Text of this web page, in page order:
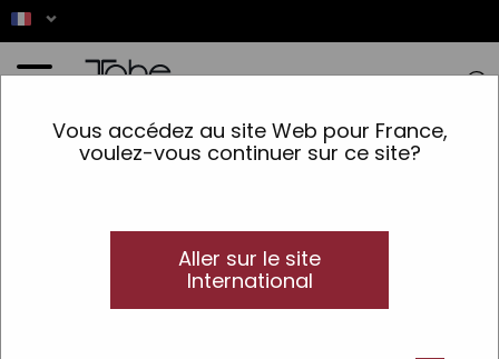
Vous accédez au site Web pour France,
voulez-vous continuer sur ce site?
Aller sur le site
International
>Laboratoire de coiffure > Shampooing purifiant Hair Cure Detox Shampoo